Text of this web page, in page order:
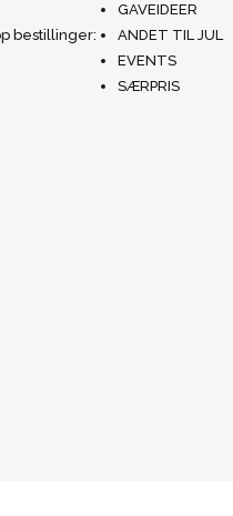
bestillinger:
GAVEIDEER
ANDET TIL JUL
EVENTS
SÆRPRIS